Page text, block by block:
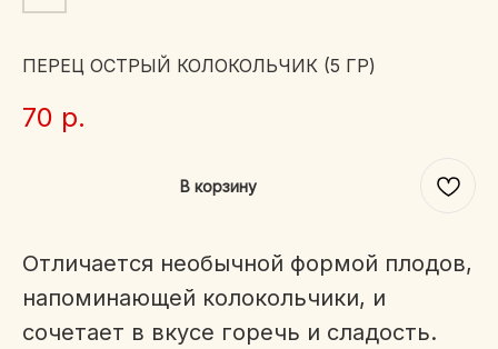
ПЕРЕЦ ОСТРЫЙ КОЛОКОЛЬЧИК (5 ГР)
70 р.
В корзину
Отличается необычной формой плодов,
напоминающей колокольчики, и
сочетает в вкусе горечь и сладость.